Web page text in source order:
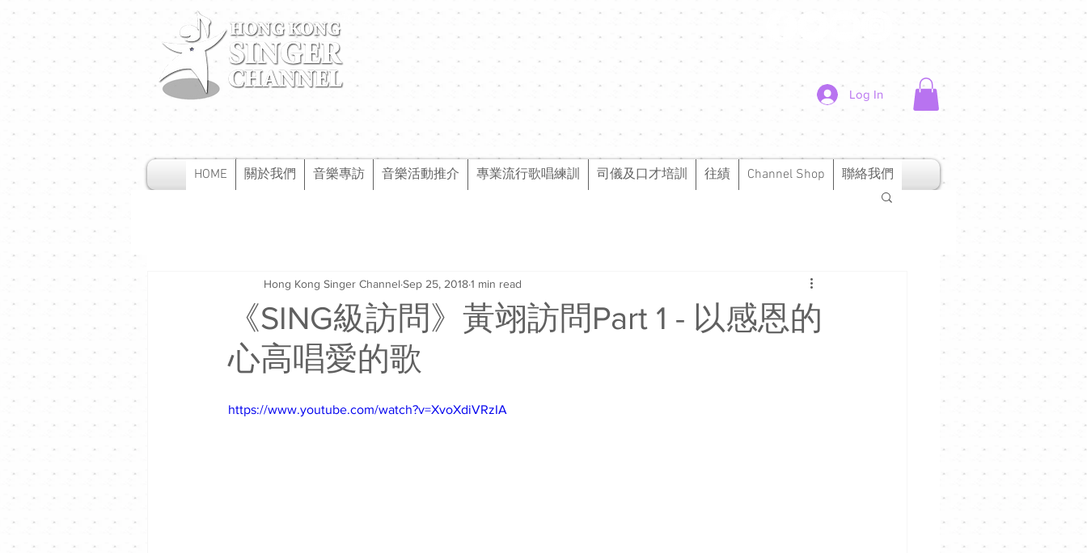
Log In
HOME 關於我們 音樂專訪 音樂活動推介 專業流行歌唱練訓 司儀及口才培訓 往績 Channel Shop 聯絡我們
《SING級訪問》黃翊訪問Part 1 - 以感恩的
心高唱愛的歌
Hong Kong Singer Channel Sep 25, 20181 min read
https://www.youtube.com/watch?v=XvoXdiVRzIA